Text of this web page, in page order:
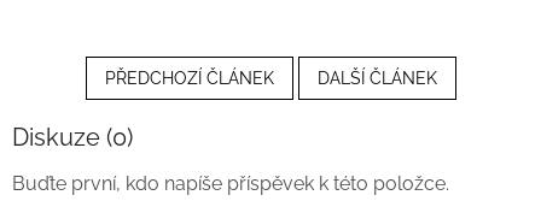
PŘEDCHOZÍ ČLÁNEK DALŠÍ ČLÁNEK
Diskuze (0)
Buďte první, kdo napíše příspěvek k této položce.